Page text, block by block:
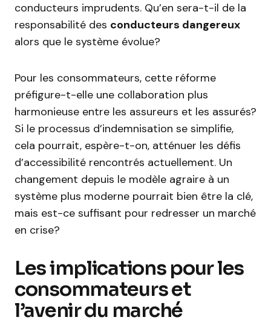
conducteurs imprudents. Qu’en sera-t-il de la
responsabilité des conducteurs dangereux
alors que le système évolue?
Pour les consommateurs, cette réforme
préfigure-t-elle une collaboration plus
harmonieuse entre les assureurs et les assurés?
Si le processus d’indemnisation se simplifie,
cela pourrait, espère-t-on, atténuer les défis
d’accessibilité rencontrés actuellement. Un
changement depuis le modèle agraire à un
système plus moderne pourrait bien être la clé,
mais est-ce suffisant pour redresser un marché
en crise?
Les implications pour les
consommateurs et
l’avenir du marché